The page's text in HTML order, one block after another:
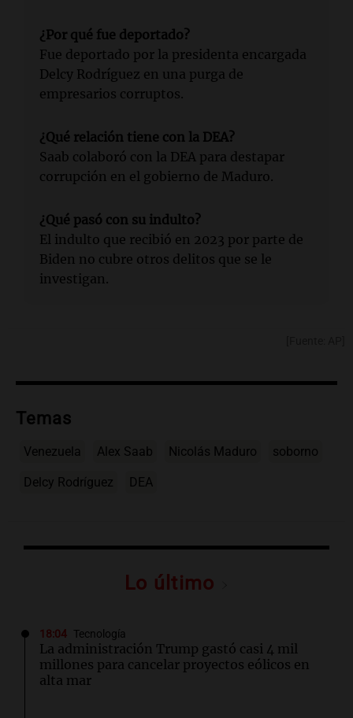
¿Por qué fue deportado?
Fue deportado por la presidenta encargada
Delcy Rodríguez en una purga de
empresarios corruptos.
¿Qué relación tiene con la DEA?
Saab colaboró con la DEA para destapar
corrupción en el gobierno de Maduro.
¿Qué pasó con su indulto?
El indulto que recibió en 2023 por parte de
Biden no cubre otros delitos que se le
investigan.
Temas
Venezuela Alex Saab Nicolás Maduro soborno
Delcy Rodríguez DEA
Lo último
18:04 Tecnología
La administración Trump gastó casi 4 mil
millones para cancelar proyectos eólicos en
alta mar